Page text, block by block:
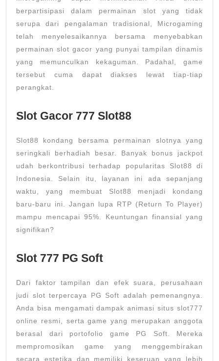
berpartisipasi dalam permainan slot yang tidak
serupa dari pengalaman tradisional, Microgaming
telah menyelesaikannya bersama menyebabkan
permainan slot gacor yang punyai tampilan dinamis
yang memunculkan kekaguman. Padahal, game
tersebut cuma dapat diakses lewat tiap-tiap
perangkat.
Slot Gacor 777 Slot88
Slot88 kondang bersama permainan slotnya yang
seringkali berhadiah besar. Banyak bonus jackpot
udah berkontribusi terhadap popularitas Slot88 di
Indonesia. Selain itu, layanan ini ada sepanjang
waktu, yang membuat Slot88 menjadi kondang
baru-baru ini. Jangan lupa RTP (Return To Player)
mampu mencapai 95%. Keuntungan finansial yang
signifikan?
Slot 777 PG Soft
Dari faktor tampilan dan efek suara, perusahaan
judi slot terpercaya PG Soft adalah pemenangnya.
Anda bisa mengamati dampak animasi situs slot777
online resmi, serta game yang merupakan anggota
berasal dari portofolio game PG Soft. Mereka
mempromosikan game yang menggembirakan
secara estetika dan memiliki keseruan yang lebih